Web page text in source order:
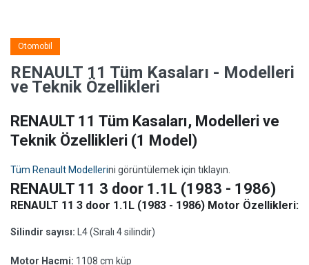
Otomobil
RENAULT 11 Tüm Kasaları - Modelleri
ve Teknik Özellikleri
RENAULT 11 Tüm Kasaları, Modelleri ve
Teknik Özellikleri (1 Model)
Tüm Renault Modellerini görüntülemek için tıklayın.
RENAULT 11 3 door 1.1L (1983 - 1986)
RENAULT 11 3 door 1.1L (1983 - 1986) Motor Özellikleri:
Silindir sayısı: L4 (Sıralı 4 silindir)
Motor Hacmi: 1108 cm küp